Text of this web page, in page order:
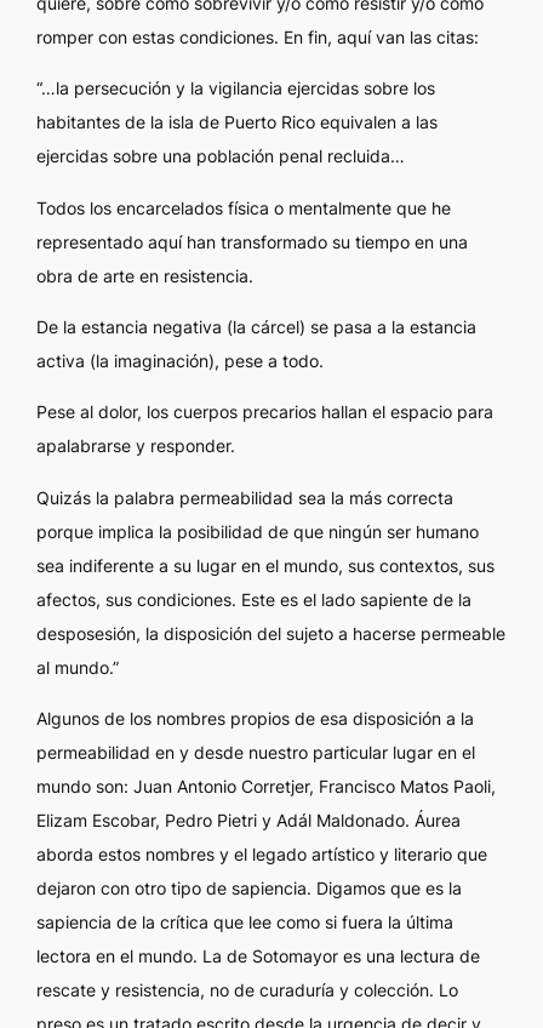
romper con estas condiciones. En fin, aquí van las citas:
“…la persecución y la vigilancia ejercidas sobre los
habitantes de la isla de Puerto Rico equivalen a las
ejercidas sobre una población penal recluida…
Todos los encarcelados física o mentalmente que he
representado aquí han transformado su tiempo en una
obra de arte en resistencia.
De la estancia negativa (la cárcel) se pasa a la estancia
activa (la imaginación), pese a todo.
Pese al dolor, los cuerpos precarios hallan el espacio para
apalabrarse y responder.
Quizás la palabra permeabilidad sea la más correcta
porque implica la posibilidad de que ningún ser humano
sea indiferente a su lugar en el mundo, sus contextos, sus
afectos, sus condiciones. Este es el lado sapiente de la
desposesión, la disposición del sujeto a hacerse permeable
al mundo.”
Algunos de los nombres propios de esa disposición a la
permeabilidad en y desde nuestro particular lugar en el
mundo son: Juan Antonio Corretjer, Francisco Matos Paoli,
Elizam Escobar, Pedro Pietri y Adál Maldonado. Áurea
aborda estos nombres y el legado artístico y literario que
dejaron con otro tipo de sapiencia. Digamos que es la
sapiencia de la crítica que lee como si fuera la última
lectora en el mundo. La de Sotomayor es una lectura de
rescate y resistencia, no de curaduría y colección. Lo